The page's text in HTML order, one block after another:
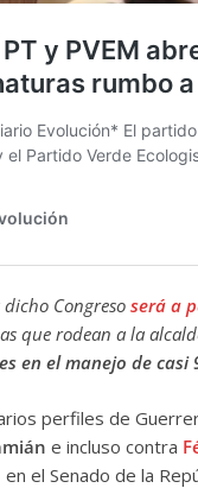
Congresoserá a
que rodean a la
en el manejo de casi
perfiles de
e incluso contra
el Senado de la